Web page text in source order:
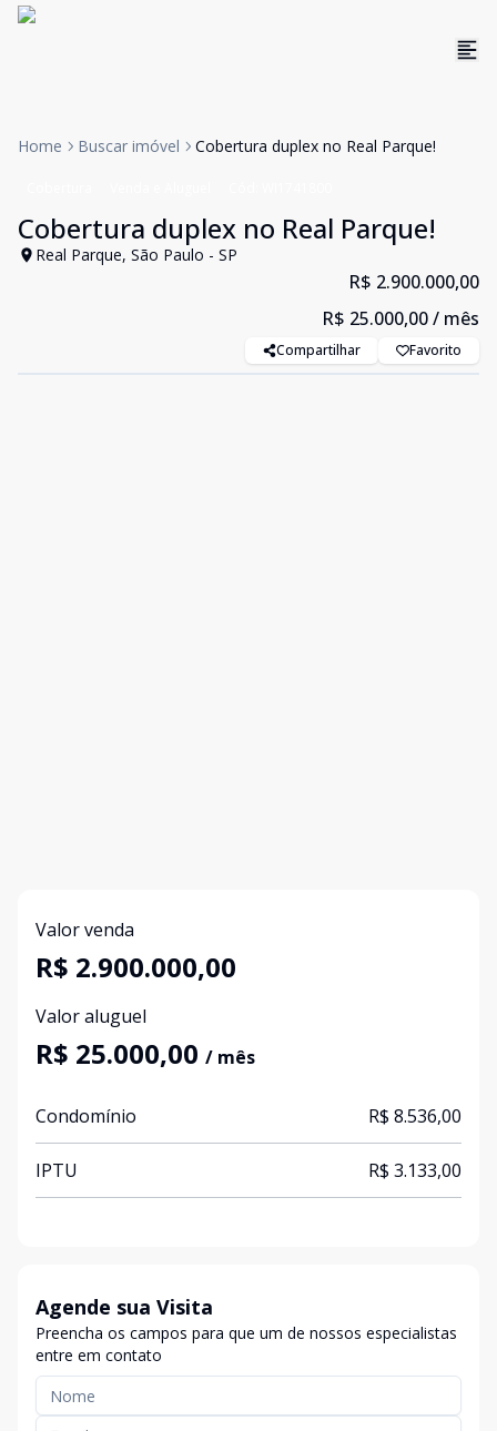
Home Buscar imóvel Cobertura duplex no Real Parque!
Cobertura duplex no Real Parque!
Real Parque, São Paulo - SP
R$ 2.900.000,00
R$ 25.000,00/ mês
Compartilhar Favorito
Valor venda
R$ 2.900.000,00
Valor aluguel
R$ 25.000,00 / mês
Condomínio R$ 8.536,00
IPTU R$ 3.133,00
Agende sua Visita
Preencha os campos para que um de nossos especialistas
entre em contato